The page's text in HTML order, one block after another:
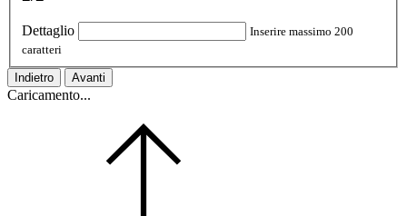
Dettaglio
Inserire massimo 200
caratteri
Indietro Avanti
Caricamento...